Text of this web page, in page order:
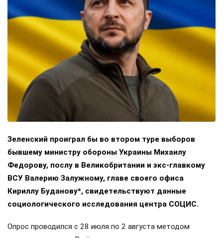
Зеленский проиграл бы во втором туре выборов
бывшему министру обороны Украины Михаилу
Федорову, послу в Великобритании и экс-главкому
ВСУ Валерию Залужному, главе своего офиса
Кириллу Буданову*, свидетельствуют данные
социологического исследования центра СОЦИС.
Опрос проводился с 28 июля по 2 августа методом